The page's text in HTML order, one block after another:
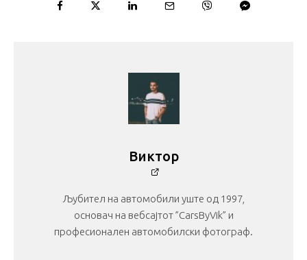
Виктор
Љубител на автомобили уште од 1997,
основач на вебсајтот ”CarsByVik” и
професионален автомобилски фотограф.